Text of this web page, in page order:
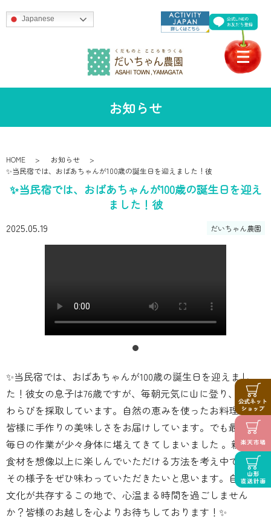
Japanese
お知らせ
HOME
お知らせ
✨当民宿では、おばあちゃんが100歳の誕生日を迎えました！彼
✨当民宿では、おばあちゃんが100歳の誕生日を迎え
ました！彼
2025.05.19 だいちゃん農園
✨当民宿では、おばあちゃんが100歳の誕生日を迎えまし
た！彼女の息子は76歳ですが、毎朝元気に山に登り、筍や
わらびを採取しています。自然の恵みを使ったお料理で、
皆様に手作りの美味しさをお届けしています。でも最近、
毎日の作業が少々身体に堪えてきてしまいました 。新鮮な
食材を想像以上に楽しんでいただける方法を考え中です！
その様子をぜひ味わっていただきたいと思います。自然と
文化が共存するこの地で、心温まる時間を過ごしません
か？皆様のお越しを心よりお待ちしております！✨